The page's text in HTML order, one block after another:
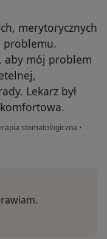
merytorycznych
problemu.
aby mój problem
Lekarz był
komfortowa.
stomatologiczna •